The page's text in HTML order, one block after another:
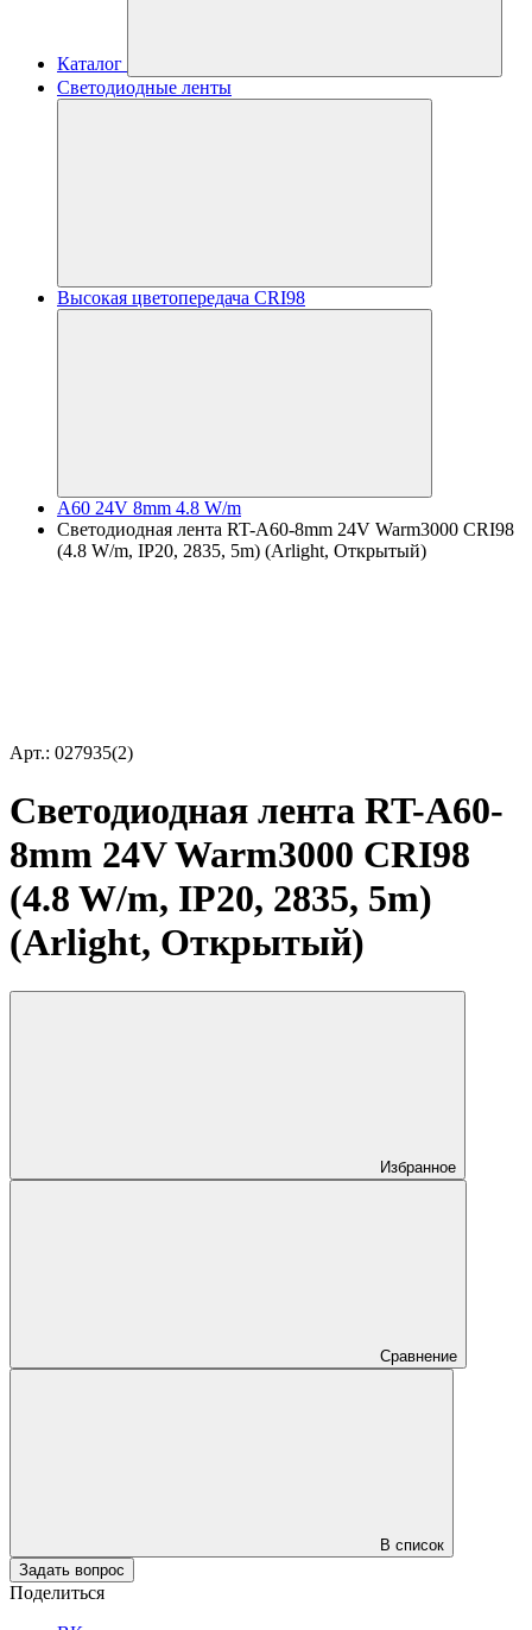
Каталог
Светодиодные ленты
Высокая цветопередача CRI98
A60 24V 8mm 4.8 W/m
Светодиодная лента RT-A60-8mm 24V Warm3000 CRI98
(4.8 W/m, IP20, 2835, 5m) (Arlight, Открытый)
Арт.: 027935(2)
Светодиодная лента RT-A60-
8mm 24V Warm3000 CRI98
(4.8 W/m, IP20, 2835, 5m)
(Arlight, Открытый)
Избранное
Сравнение
В список
Задать вопрос
Поделиться